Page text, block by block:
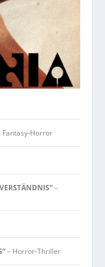
Fantasy-Horror
–
– Horror-Thriller